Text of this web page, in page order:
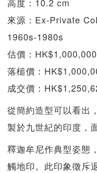
高度：10.2 cm
來源：Ex-Private
1960s-1980s
估價：
落槌價：
成交價：
從簡約造型可以看出
製於九世紀的印度，
釋迦牟尼作典型姿態
觸地印。此印象徵斥